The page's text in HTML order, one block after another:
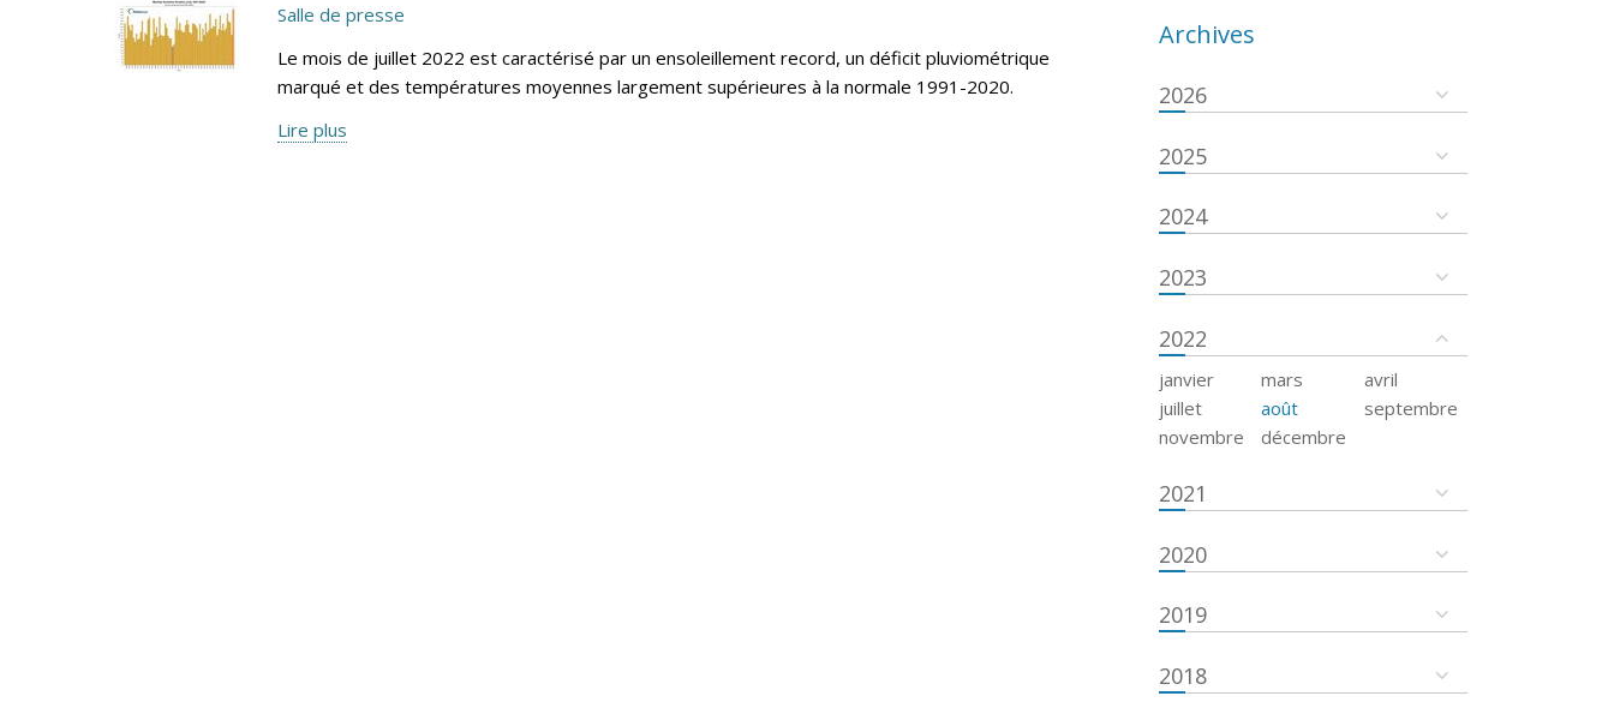
Salle de presse
Le mois de juillet 2022 est caractérisé par un ensoleillement record, un déficit pluviométrique
marqué et des températures moyennes largement supérieures à la normale 1991-2020.
Lire plus
Archives
2026
2025
2024
2023
2022
janvier mars
avril
juillet
août
septembre
novembre
décembre
2021
2020
2019
2018